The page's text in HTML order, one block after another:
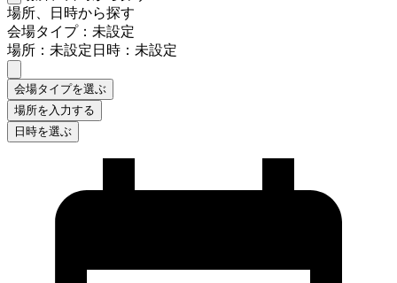
場所、日時から探す
会場タイプ：未設定
場所：未設定日時：未設定
会場タイプを選ぶ
場所を入力する
日時を選ぶ